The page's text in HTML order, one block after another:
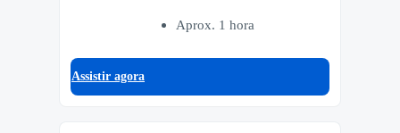
Aprox. 1 hora
Assistir agora